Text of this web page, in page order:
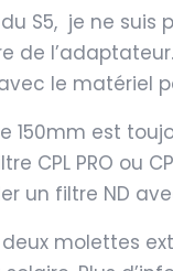
S5, je ne
de
le matériel
150mm est
CPL PRO ou
un filtre ND
molettes